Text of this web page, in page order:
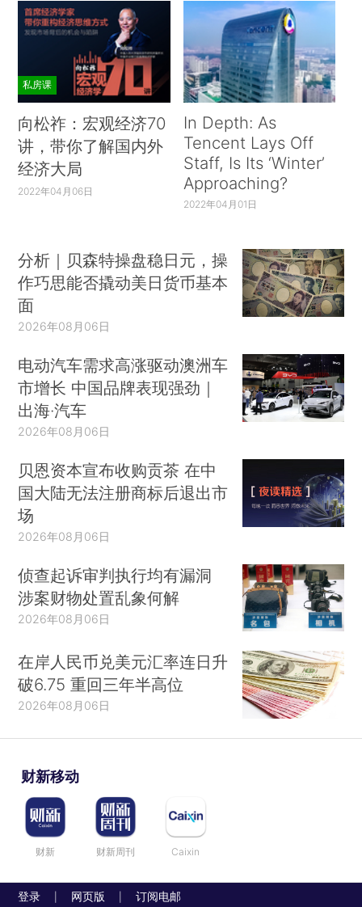
私房课
向松祚：宏观经济70
讲，带你了解国内外
经济大局
2022年04月06日
In Depth: As
Tencent Lays Off
Staff, Is Its ‘Winter’
Approaching?
2022年04月01日
分析｜贝森特操盘稳日元，操
作巧思能否撬动美日货币基本
面
2026年08月06日
电动汽车需求高涨驱动澳洲车
市增长 中国品牌表现强劲｜
出海·汽车
2026年08月06日
贝恩资本宣布收购贡茶 在中
国大陆无法注册商标后退出市
场
2026年08月06日
侦查起诉审判执行均有漏洞
涉案财物处置乱象何解
2026年08月06日
在岸人民币兑美元汇率连日升
破6.75 重回三年半高位
2026年08月06日
财新移动
财新 财新周刊 Caixin
登录 网页版 订阅电邮